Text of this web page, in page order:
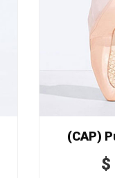
(CAP)
$